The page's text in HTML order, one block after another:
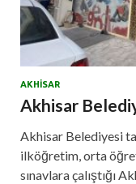
AKHISAR
Akhisar
Akhisar Belediyesi
ilköğretim, orta
sınavlara çalıştığı